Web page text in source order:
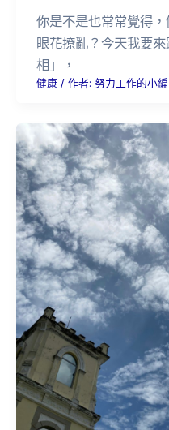
你是不是也常常覺得
眼花撩亂？今天我要
相」，
健康/ 作者: 努力工作的小編